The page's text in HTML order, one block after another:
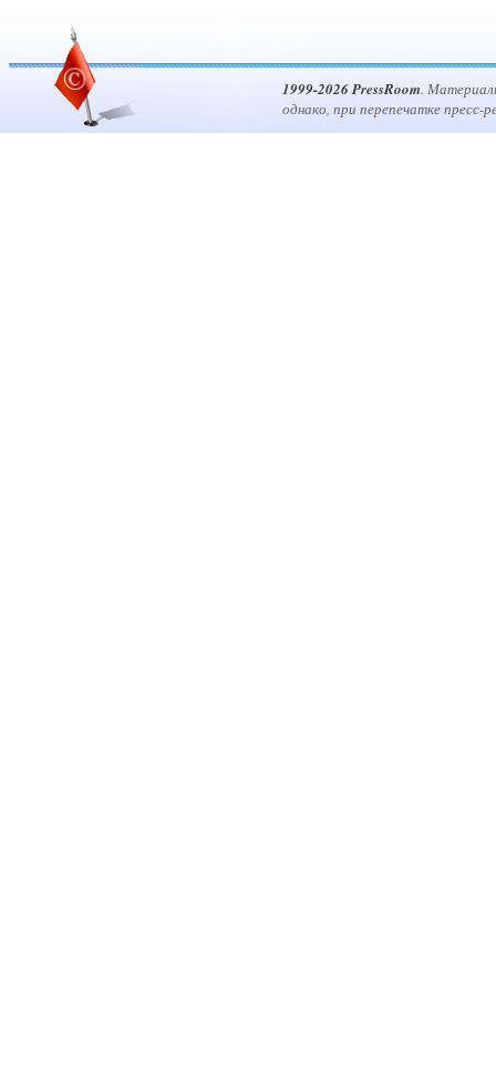
1999-2026 PressRoom.
однако, при перепечатке пресс-